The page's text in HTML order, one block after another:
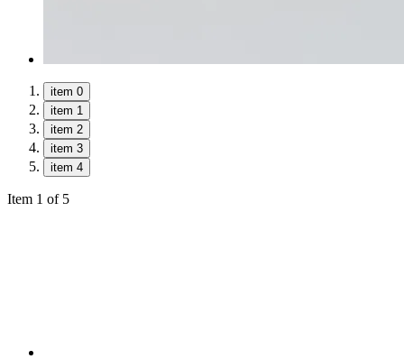
item 0
item 1
item 2
item 3
item 4
Item 1 of 5